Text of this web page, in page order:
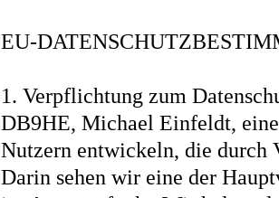
EU-
1. Verpflichtung zum
DB9HE, Michael Einfeldt,
Nutzern entwickeln, die durch
Darin sehen wir eine der